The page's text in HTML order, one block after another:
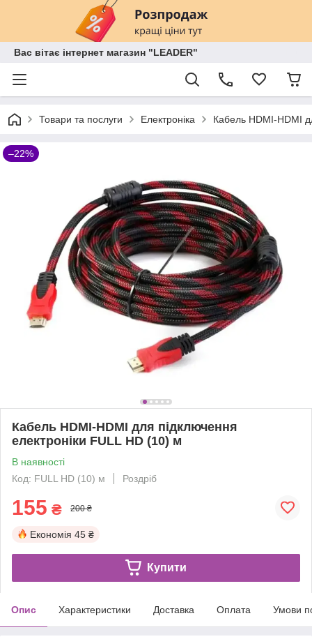
Вас вітає інтернет магазин "LEADER"
Товари та послуги Електроніка Кабель HDMI-HDMI
–22%
Кабель HDMI-HDMI для підключення
електроніки FULL HD (10) м
В наявності
Код: FULL HD (10) м
Роздріб
155 ₴ 200 ₴
Економія 45 ₴
Купити
Опис Характеристики Доставка Оплата Умови